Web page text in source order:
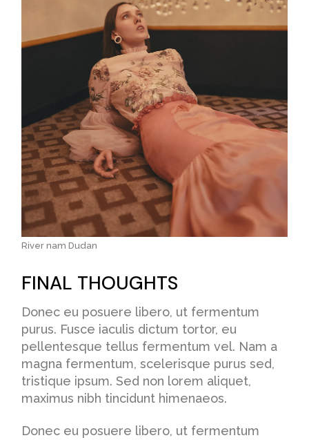
River nam Dudan
FINAL THOUGHTS
Donec eu posuere libero, ut fermentum
purus. Fusce iaculis dictum tortor, eu
pellentesque tellus fermentum vel. Nam a
magna fermentum, scelerisque purus sed,
tristique ipsum. Sed non lorem aliquet,
maximus nibh tincidunt himenaeos.
Donec eu posuere libero, ut fermentum